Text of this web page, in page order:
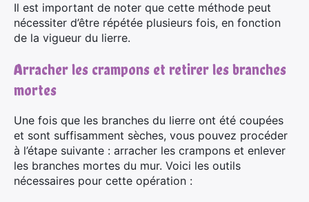
Il est important de noter que cette méthode peut
nécessiter d’être répétée plusieurs fois, en fonction
de la vigueur du lierre.
Arracher les crampons et retirer les branches
mortes
Une fois que les branches du lierre ont été coupées
et sont suffisamment sèches, vous pouvez procéder
à l’étape suivante : arracher les crampons et enlever
les branches mortes du mur. Voici les outils
nécessaires pour cette opération :